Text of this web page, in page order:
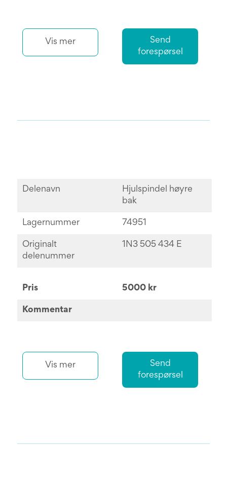
Vis mer
Send
forespørsel
Delenavn
Hjulspindel høyre
bak
Lagernummer 74951
Originalt
delenummer
1N3 505 434 E
Pris 5000 kr
Kommentar
Vis mer
Send
forespørsel